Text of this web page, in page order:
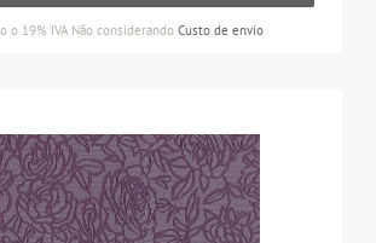
o 19% IVA Não considerando Custo de envio